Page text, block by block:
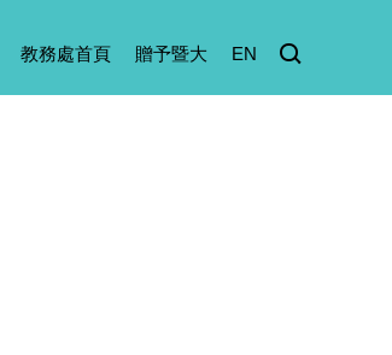
教務處首頁 贈予暨大 EN